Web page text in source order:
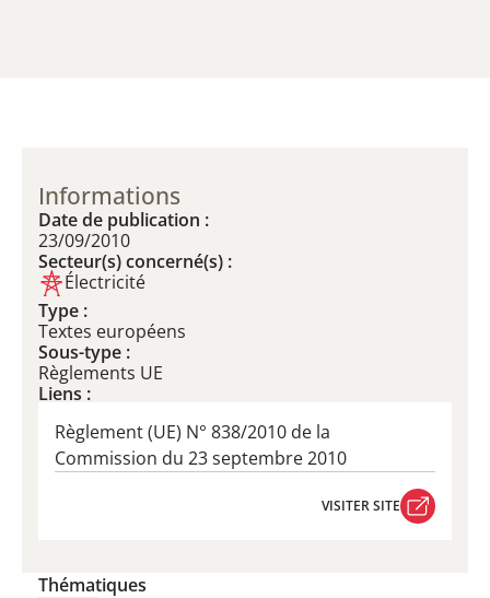
Informations
Date de publication :
23/09/2010
Secteur(s) concerné(s) :
Électricité
Type :
Textes européens
Sous-type :
Règlements UE
Liens :
Règlement (UE) N° 838/2010 de la
Commission du 23 septembre 2010
VISITER SITE
Thématiques